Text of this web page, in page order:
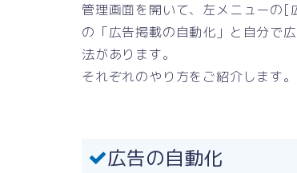
管理画面を開いて、左メニューの
の「広告掲載の自動化」と自分で
法があります。
それぞれのやり方をご紹介します。
広告の自動化